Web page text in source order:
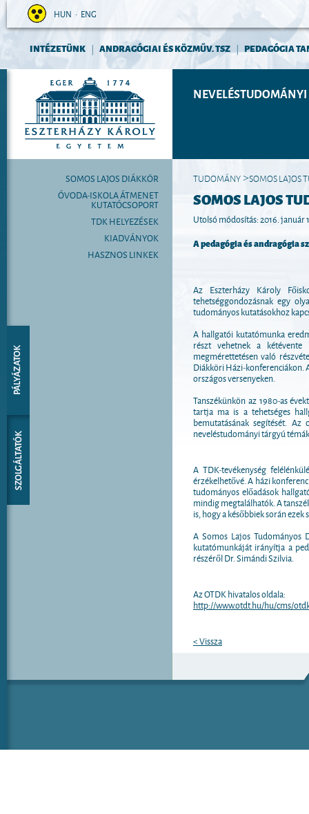
HUN • ENG
INTÉZETÜNK | ANDRAGÓGIAI ÉS KÖZMŰV. TSZ | PEDAGÓGIA
SOMOS LAJOS DIÁKKÖR
ÓVODA-ISKOLA ÁTMENET
KUTATÓCSOPORT
TDK HELYEZÉSEK
KIADVÁNYOK
HASZNOS LINKEK
TUDOMÁNY>SOMOS LAJOS
SOMOS LAJOS
Utolsó módosítás: 2016. január
A pedagógia és andragógia
Az Eszterházy Károly
tehetséggondozásnak egy
tudományos kutatásokhoz
A hallgatói kutatómunka
részt vehetnek a kétévente
megmérettetésen való
Diákköri Házi-konferenciákon.
országos versenyeken.
Tanszékünkön az 1980-as
tartja ma is a tehetséges
bemutatásának segítését.
neveléstudományi tárgyú
A TDK-tevékenység
érzékelhetővé. A házi
tudományos előadások
mindig megtalálhatók. A
is, hogy a későbbiek során
A Somos Lajos Tudományos
kutatómunkáját irányítja a
részéről Dr. Simándi Szilvia.
Az OTDK hivatalos oldala:
http://www.otdt.hu/hu/cms/
< Vissza